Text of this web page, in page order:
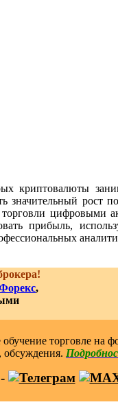
криптовалюты
рост
цифровыми
прибыль,
,
торговле на
обсуждения.